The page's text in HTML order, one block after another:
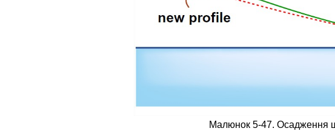
Малюнок 5-47. Осадження